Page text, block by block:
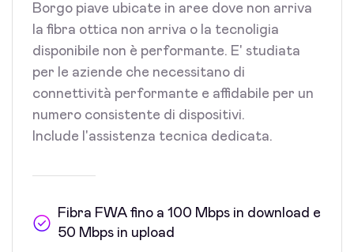
Borgo piave ubicate in aree dove non arriva
la fibra ottica non arriva o la tecnoligia
disponibile non è performante. E' studiata
per le aziende che necessitano di
connettività performante e affidabile per un
numero consistente di dispositivi.
Include l'assistenza tecnica dedicata.
Fibra FWA fino a 100 Mbps in download e
50 Mbps in upload